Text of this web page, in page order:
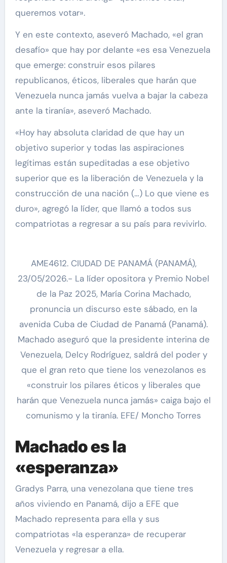
queremos votar».
Y en este contexto, aseveró Machado, «el gran
desafío» que hay por delante «es esa Venezuela
que emerge: construir esos pilares
republicanos, éticos, liberales que harán que
Venezuela nunca jamás vuelva a bajar la cabeza
ante la tiranía», aseveró Machado.
«Hoy hay absoluta claridad de que hay un
objetivo superior y todas las aspiraciones
legítimas están supeditadas a ese objetivo
superior que es la liberación de Venezuela y la
construcción de una nación (…) Lo que viene es
duro», agregó la líder, que llamó a todos sus
compatriotas a regresar a su país para revivirlo.
AME4612. CIUDAD DE PANAMÁ (PANAMÁ),
23/05/2026.- La líder opositora y Premio Nobel
de la Paz 2025, María Corina Machado,
pronuncia un discurso este sábado, en la
avenida Cuba de Ciudad de Panamá (Panamá).
Machado aseguró que la presidente interina de
Venezuela, Delcy Rodríguez, saldrá del poder y
que el gran reto que tiene los venezolanos es
«construir los pilares éticos y liberales que
harán que Venezuela nunca jamás» caiga bajo el
comunismo y la tiranía. EFE/ Moncho Torres
Machado es la
«esperanza»
Gradys Parra, una venezolana que tiene tres
años viviendo en Panamá, dijo a EFE que
Machado representa para ella y sus
compatriotas «la esperanza» de recuperar
Venezuela y regresar a ella.